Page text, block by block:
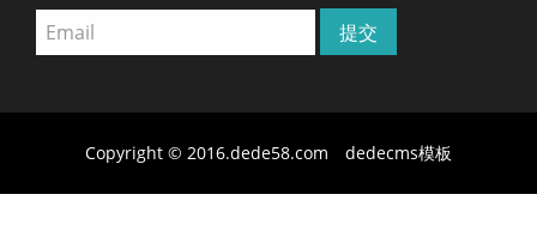
Copyright © 2016.dede58.com dedecms模板